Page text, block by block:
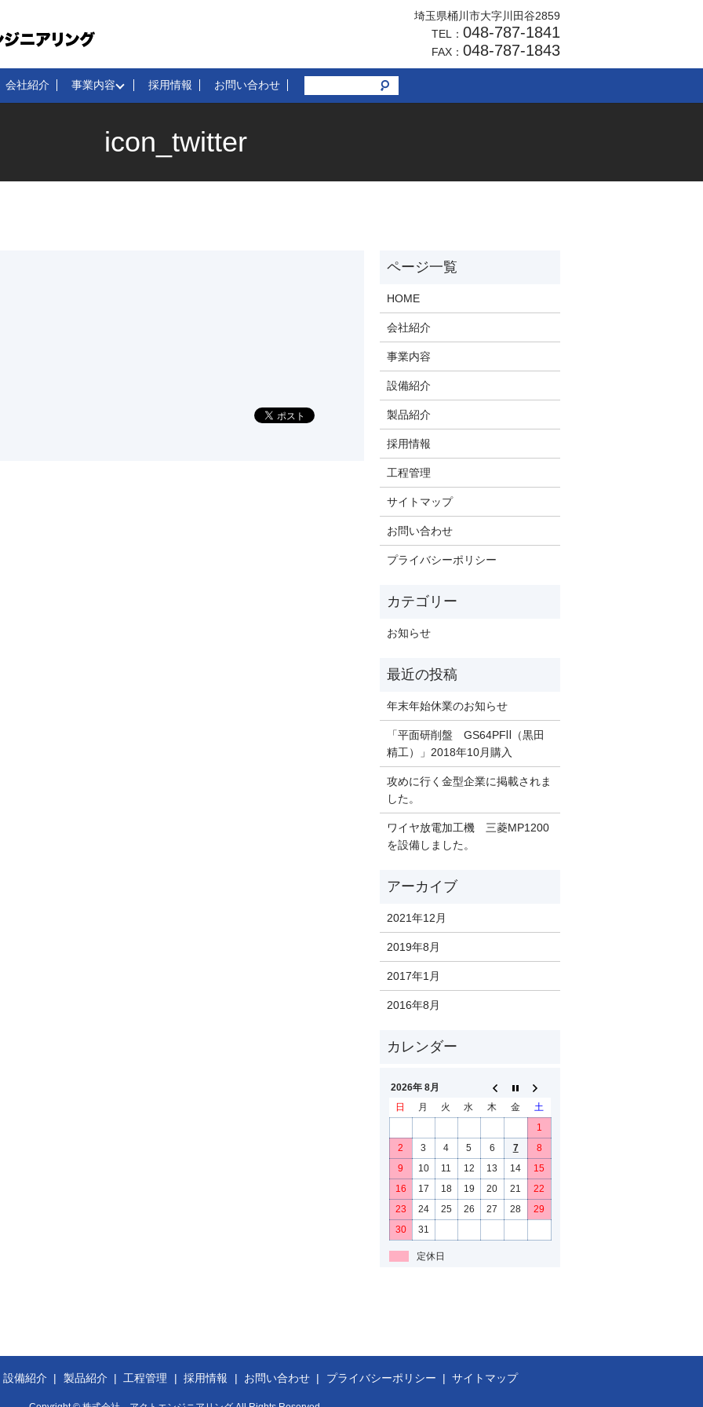
埼玉県桶川市大字川田谷2859
TEL： 048-787-1841
FAX： 048-787-1843
会社紹介 事業内容 採用情報 お問い合わせ
icon_twitter
HOME
会社紹介
事業内容
設備紹介
製品紹介
採用情報
工程管理
サイトマップ
お問い合わせ
プライバシーポリシー
お知らせ
年末年始休業のお知らせ
「平面研削盤 GS64PFⅡ（黒田
精工）」2018年10月購入
攻めに行く金型企業に掲載されま
した。
ワイヤ放電加工機 三菱MP1200
を設備しました。
2021年12月
2019年8月
2017年1月
2016年8月
2026年 8月
日
月 火 水 木 金
土
1
2
3 4 5 6 7
8
9
10 11 12 13 14
15
16
17 18 19 20 21
22
23
24 25 26 27 28
29
30
31
定休日
設備紹介 製品紹介 工程管理 採用情報 お問い合わせ プライバシーポリシー サイトマップ